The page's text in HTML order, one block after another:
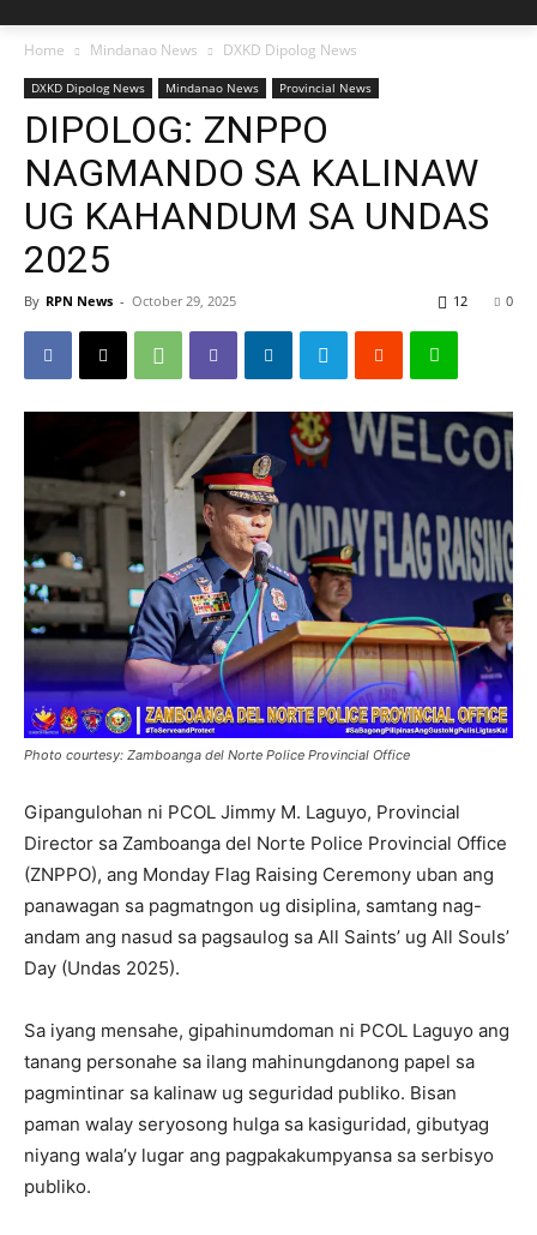
Home Mindanao News DXKD Dipolog News
DXKD Dipolog News Mindanao News Provincial News
DIPOLOG: ZNPPO
NAGMANDO SA KALINAW
UG KAHANDUM SA UNDAS
2025
By RPN News - October 29, 2025 0
12
Photo courtesy: Zamboanga del Norte Police Provincial Office
Gipangulohan ni PCOL Jimmy M. Laguyo, Provincial
Director sa Zamboanga del Norte Police Provincial Office
(ZNPPO), ang Monday Flag Raising Ceremony uban ang
panawagan sa pagmatngon ug disiplina, samtang nag-
andam ang nasud sa pagsaulog sa All Saints’ ug All Souls’
Day (Undas 2025).
Sa iyang mensahe, gipahinumdoman ni PCOL Laguyo ang
tanang personahe sa ilang mahinungdanong papel sa
pagmintinar sa kalinaw ug seguridad publiko. Bisan
paman walay seryosong hulga sa kasiguridad, gibutyag
niyang wala’y lugar ang pagpakakumpyansa sa serbisyo
publiko.